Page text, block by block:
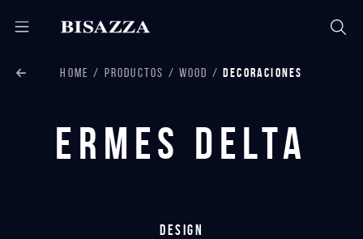
HOME PRODUCTOS WOOD DECORACIONES
Ermes Delta
Design